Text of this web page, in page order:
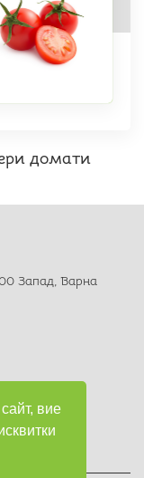
вие
домати
Запад, Варна